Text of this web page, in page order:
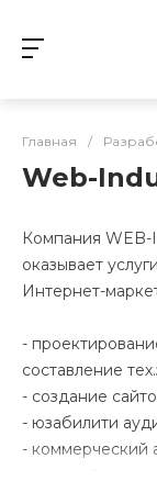
Главная /
Web-
Компания WEB-
оказывает
Интернет-
-
составление
- создание
- юзабилити
- коммерческий